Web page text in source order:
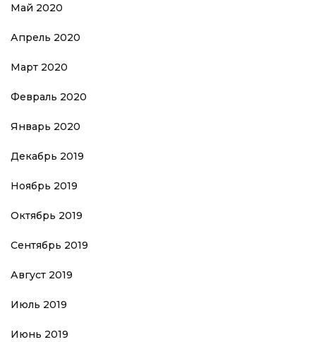
Май 2020
Апрель 2020
Март 2020
Февраль 2020
Январь 2020
Декабрь 2019
Ноябрь 2019
Октябрь 2019
Сентябрь 2019
Август 2019
Июль 2019
Июнь 2019